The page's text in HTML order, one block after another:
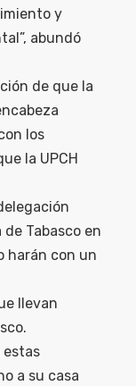
y
abundó
de que la
los
la UPCH
Tabasco en
harán con un
llevan
estas
a su casa